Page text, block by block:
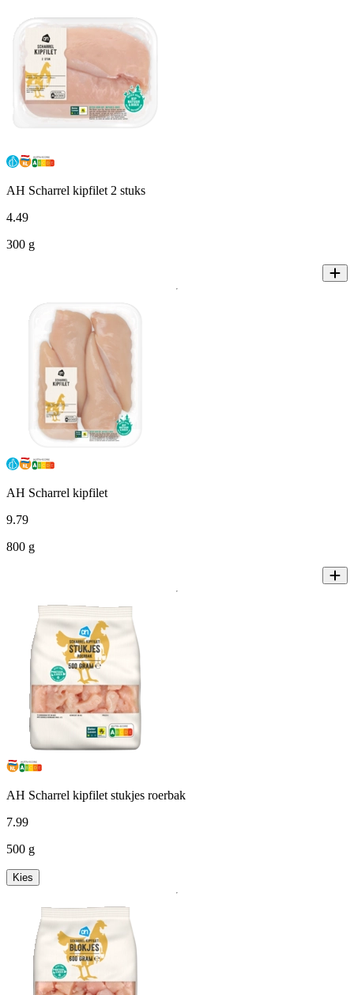
AH Scharrel kipfilet 2 stuks
4.49
300 g
AH Scharrel kipfilet
9.79
800 g
AH Scharrel kipfilet stukjes roerbak
7.99
500 g
Kies